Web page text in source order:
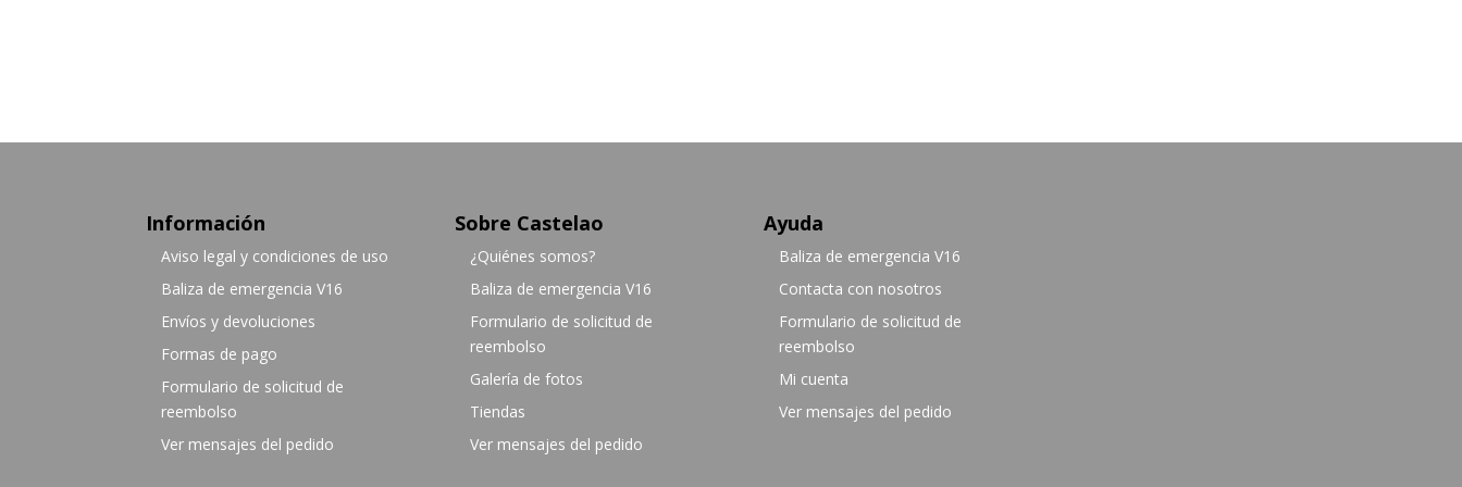
Información
Aviso legal y condiciones de uso
Baliza de emergencia V16
Envíos y devoluciones
Formas de pago
Formulario de solicitud de
reembolso
Ver mensajes del pedido
Sobre Castelao
¿Quiénes somos?
Baliza de emergencia V16
Formulario de solicitud de
reembolso
Galería de fotos
Tiendas
Ver mensajes del pedido
Ayuda
Baliza de emergencia V16
Contacta con nosotros
Formulario de solicitud de
reembolso
Mi cuenta
Ver mensajes del pedido